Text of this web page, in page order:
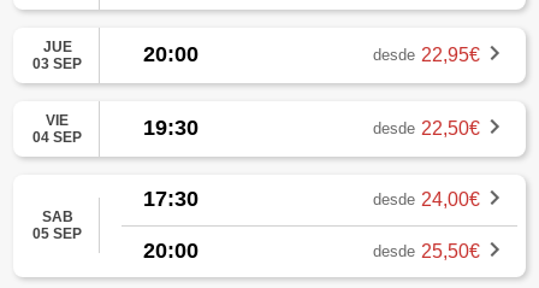
JUE
03 SEP
20:00 desde 22,95€
VIE
04 SEP
19:30 desde 22,50€
SAB
05 SEP
17:30 desde 24,00€
20:00 desde 25,50€